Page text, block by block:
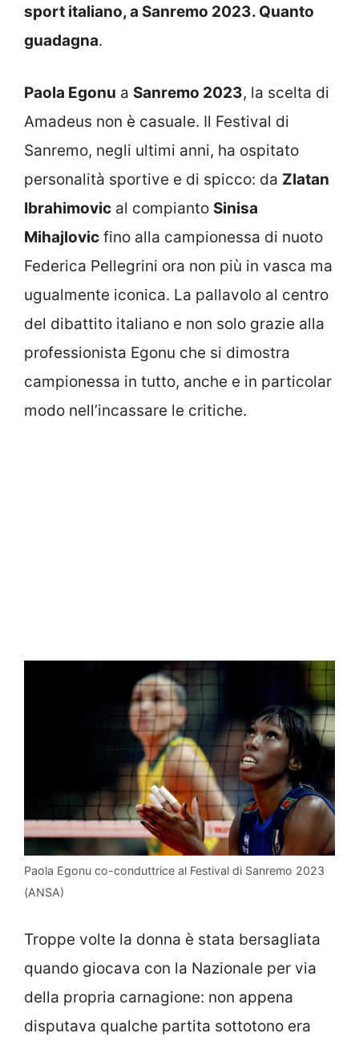
sport italiano, a Sanremo 2023. Quanto
guadagna.
Paola Egonu a Sanremo 2023, la scelta di
Amadeus non è casuale. Il Festival di
Sanremo, negli ultimi anni, ha ospitato
personalità sportive e di spicco: da Zlatan
Ibrahimovic al compianto Sinisa
Mihajlovic fino alla campionessa di nuoto
Federica Pellegrini ora non più in vasca ma
ugualmente iconica. La pallavolo al centro
del dibattito italiano e non solo grazie alla
professionista Egonu che si dimostra
campionessa in tutto, anche e in particolar
modo nell’incassare le critiche.
Paola Egonu co-conduttrice al Festival di Sanremo 2023
(ANSA)
Troppe volte la donna è stata bersagliata
quando giocava con la Nazionale per via
della propria carnagione: non appena
disputava qualche partita sottotono era